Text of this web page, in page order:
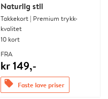
Naturlig stil
Takkekort | Premium trykk-
kvalitet
10 kort
FRA
kr 149,-
offers Faste lave priser